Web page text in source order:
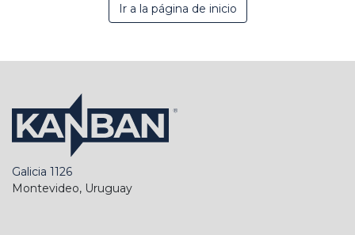
Ir a la página de inicio
Galicia 1126
Montevideo, Uruguay